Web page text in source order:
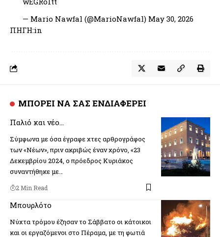
— Mario Nawfal (@MarioNawfal) May 30, 2026
ΠΗΓΗ:in
ΜΠΟΡΕΙ ΝΑ ΣΑΣ ΕΝΔΙΑΦΕΡΕΙ
Παλιό και νέο…
Σύμφωνα με όσα έγραφε χτες αρθρογράφος
των «Νέων», πριν ακριβώς έναν χρόνο, «23
Δεκεμβρίου 2024, ο πρόεδρος Κυριάκος
συναντήθηκε με…
2 Min Read
Μπουρλότο
Νύχτα τρόμου έζησαν το Σάββατο οι κάτοικοι
και οι εργαζόμενοι στο Πέραμα, με τη φωτιά